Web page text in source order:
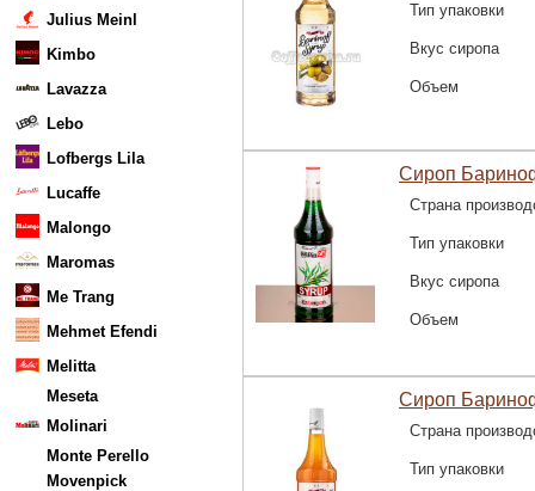
Julius Meinl
Kimbo
Lavazza
Lebo
Lofbergs Lila
Lucaffe
Malongo
Maromas
Me Trang
Mehmet Efendi
Melitta
Meseta
Molinari
Monte Perello
Movenpick
Тип упаковки
Вкус сиропа
Объем
Сироп
Страна
Тип упаковки
Вкус сиропа
Объем
Сироп
Страна
Тип упаковки